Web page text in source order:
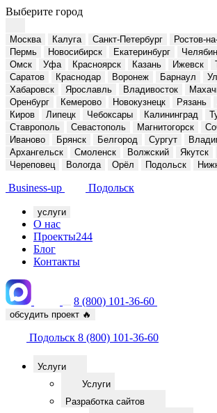
Выберите город
Москва Калуга Санкт-Петербург Ростов-
Пермь
Новосибирск Екатеринбург
Омск
Уфа Красноярск Казань Ижевск
Саратов
Краснодар Воронеж Барнаул
Хабаровск
Ярославль Владивосток
Оренбург
Кемерово Новокузнецк Рязань
Киров
Липецк Чебоксары Калининград
Ставрополь
Севастополь Магнитогорск
Иваново
Брянск Белгород Сургут
Архангельск
Смоленск Волжский Якутск
Череповец
Вологда Орёл Подольск
Business-up Подольск
услуги
О нас
Проекты244
Блог
Контакты
8 (800) 101-36-60
обсудить проект 🔥
Подольск 8 (800) 101-36-60
Услуги
Услуги
Разработка сайтов